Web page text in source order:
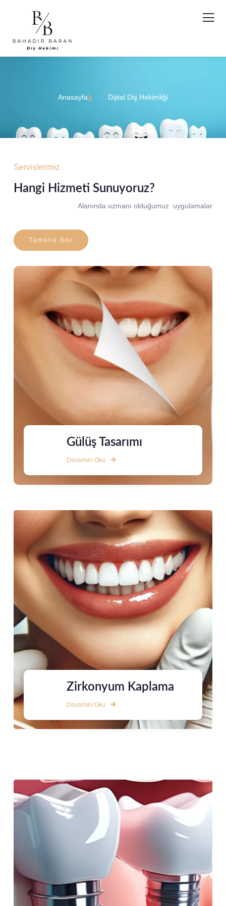
Anasayfa Dijital Diş Hekimliği
Servislerimiz
Hangi Hizmeti Sunuyoruz?
Alanında uzmanı olduğumuz uygulamalar
Tümünü Gör
Gülüş Tasarımı
Devamını Oku
Zirkonyum Kaplama
Devamını Oku